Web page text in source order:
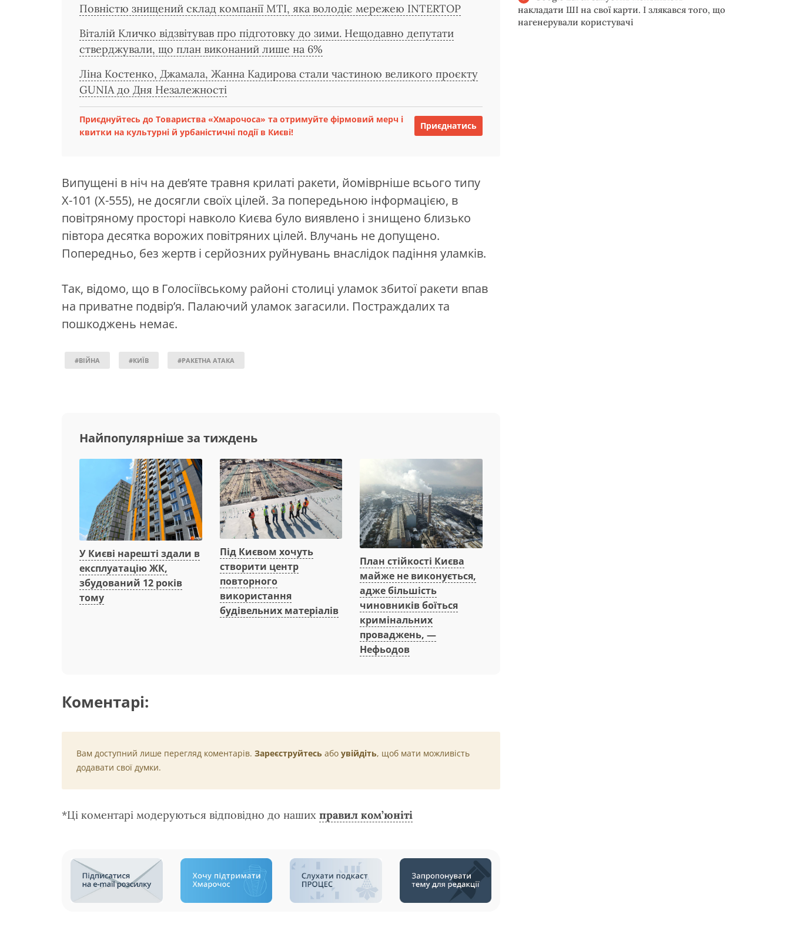
Повністю знищений склад компанії MTI, яка володіє мережею INTERTOP
Віталій Кличко відзвітував про підготовку до зими. Нещодавно депутати
стверджували, що план виконаний лише на 6%
Ліна Костенко, Джамала, Жанна Кадирова стали частиною великого проєкту
GUNIA до Дня Незалежності
Приєднуйтесь до Товариства «Хмарочоса» та отримуйте фірмовий мерч і
квитки на культурні й урбаністичні події в Києві!
Приєднатись
Випущені в ніч на дев’яте травня крилаті ракети, йоміврніше всього типу
Х-101 (Х-555), не досягли своїх цілей. За попередьною інформацією, в
повітряному просторі навколо Києва було виявлено і знищено близько
півтора десятка ворожих повітряних цілей. Влучань не допущено.
Попередньо, без жертв і серйозних руйнувань внаслідок падіння уламків.
Так, відомо, що в Голосіївському районі столиці уламок збитої ракети впав
на приватне подвірʼя. Палаючий уламок загасили. Постраждалих та
пошкоджень немає.
#ВІЙНА #КИЇВ #РАКЕТНА АТАКА
Найпопулярніше за тиждень
У Києві нарешті здали в
експлуатацію ЖК,
збудований 12 років
тому
Під Києвом хочуть
створити центр
повторного
використання
будівельних матеріалів
План стійкості Києва
майже не виконується,
адже більшість
чиновників боїться
кримінальних
проваджень, —
Нефьодов
Коментарі:
Вам доступний лише перегляд коментарів. Зареєструйтесь або увійдіть, щоб мати можливість
додавати свої думки.
*Ці коментарі модеруються відповідно до наших правил ком’юніті
накладати ШІ на свої карти. І злякався того, що
нагенерували користувачі